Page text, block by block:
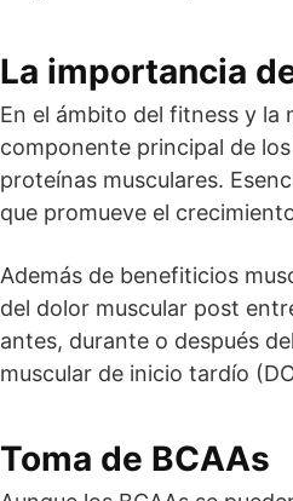
La importancia
En el ámbito del fitness y la
componente principal de
proteínas musculares.
que promueve el
Además de benefiticios
del dolor muscular post
antes, durante o después
muscular de inicio tardío
Toma de BCAAs